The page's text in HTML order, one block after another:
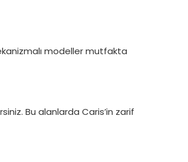
modeller mutfakta
Bu alanlarda Caris’in zarif